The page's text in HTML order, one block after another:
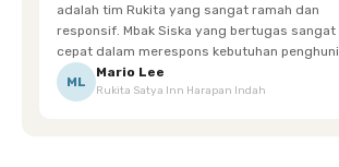
adalah tim Rukita yang sangat ramah dan
responsif. Mbak Siska yang bertugas sangat
cepat dalam merespons kebutuhan penghuni.
Ketika saya meminta keset karena sempat
terpeleset, permintaan tersebut langsung
ML
Mario Lee
Rukita Satya Inn Harapan Indah